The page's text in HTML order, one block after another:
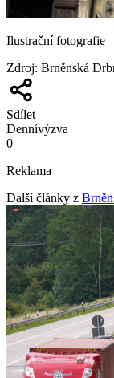
Ilustrační fotografie
Zdroj: Brněnská
Sdílet
Dennívýzva
0
Reklama
Další články z